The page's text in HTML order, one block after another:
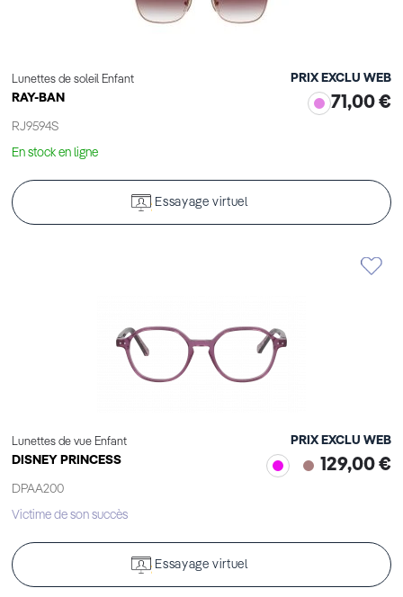
Lunettes de soleil Enfant
RAY-BAN
RJ9594S
PRIX EXCLU WEB
71,00 €
En stock en ligne
Essayage virtuel
Lunettes de vue Enfant
DISNEY PRINCESS
DPAA200
PRIX EXCLU WEB
129,00 €
Victime de son succès
Essayage virtuel